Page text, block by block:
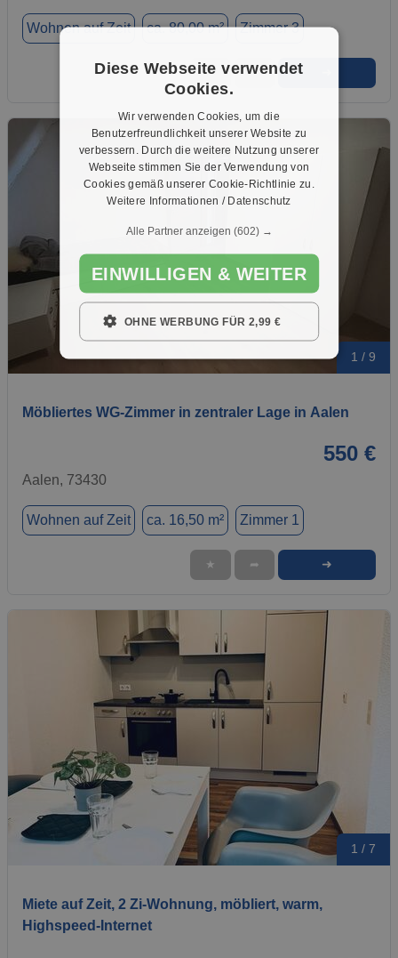
Wohnen auf Zeit ca. 80,00 m² Zimmer 3
★ ➦
1 / 9
Möbliertes WG-Zimmer in zentraler Lage in Aalen
550 €
Aalen, 73430
Wohnen auf Zeit ca. 16,50 m² Zimmer 1
★ ➦ ➜
1 / 7
Miete auf Zeit, 2 Zi-Wohnung, möbliert, warm,
Highspeed-Internet
Diese Webseite verwendet
Cookies.
Wir verwenden Cookies, um die
Benutzerfreundlichkeit unserer Website zu
verbessern. Durch die weitere Nutzung unserer
Webseite stimmen Sie der Verwendung von
Cookies gemäß unserer Cookie-Richtlinie zu.
Weitere Informationen / Datenschutz
Alle Partner anzeigen (602) →
EINWILLIGEN & WEITER
OHNE WERBUNG FÜR 2,99 €